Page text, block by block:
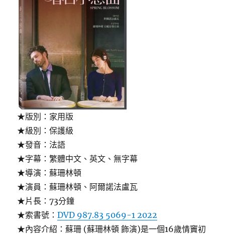
★版別：家用版
★級別：保護級
★發音：法語
★字幕：繁體中文、英文、無字幕
★導演：蘇珊林頓
★演員：蘇珊林頓、阿爾諾法盧瓦
★片長：73分鐘
★索書號：DVD 987.83 5069-1 2022
★內容介紹：蘇珊 (蘇珊林頓 飾演)是一個16歲情竇初